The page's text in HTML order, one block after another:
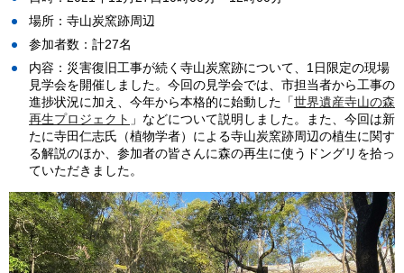
場所：寺山炭窯跡周辺
参加者数：計27名
内容：災害復旧工事が続く寺山炭窯跡について、1日限定の現場
見学会を開催しました。今回の見学会では、市担当者から工事の
進捗状況に加え、今年から本格的に始動した「世界遺産寺山の森
再生プロジェクト 」などについて説明しました。また、今回は新
たに寺田仁志氏（植物学者）による寺山炭窯跡周辺の植生に関す
る解説のほか、参加者の皆さんに森の再生に使うドングリを拾っ
ていただきました。